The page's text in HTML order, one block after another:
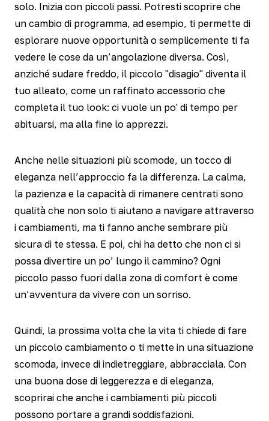
solo. Inizia con piccoli passi. Potresti scoprire che
un cambio di programma, ad esempio, ti permette di
esplorare nuove opportunità o semplicemente ti fa
vedere le cose da un’angolazione diversa. Così,
anziché sudare freddo, il piccolo "disagio" diventa il
tuo alleato, come un raffinato accessorio che
completa il tuo look: ci vuole un po' di tempo per
abituarsi, ma alla fine lo apprezzi.
Anche nelle situazioni più scomode, un tocco di
eleganza nell’approccio fa la differenza. La calma,
la pazienza e la capacità di rimanere centrati sono
qualità che non solo ti aiutano a navigare attraverso
i cambiamenti, ma ti fanno anche sembrare più
sicura di te stessa. E poi, chi ha detto che non ci si
possa divertire un po’ lungo il cammino? Ogni
piccolo passo fuori dalla zona di comfort è come
un’avventura da vivere con un sorriso.
Quindi, la prossima volta che la vita ti chiede di fare
un piccolo cambiamento o ti mette in una situazione
scomoda, invece di indietreggiare, abbracciala. Con
una buona dose di leggerezza e di eleganza,
scoprirai che anche i cambiamenti più piccoli
possono portare a grandi soddisfazioni.